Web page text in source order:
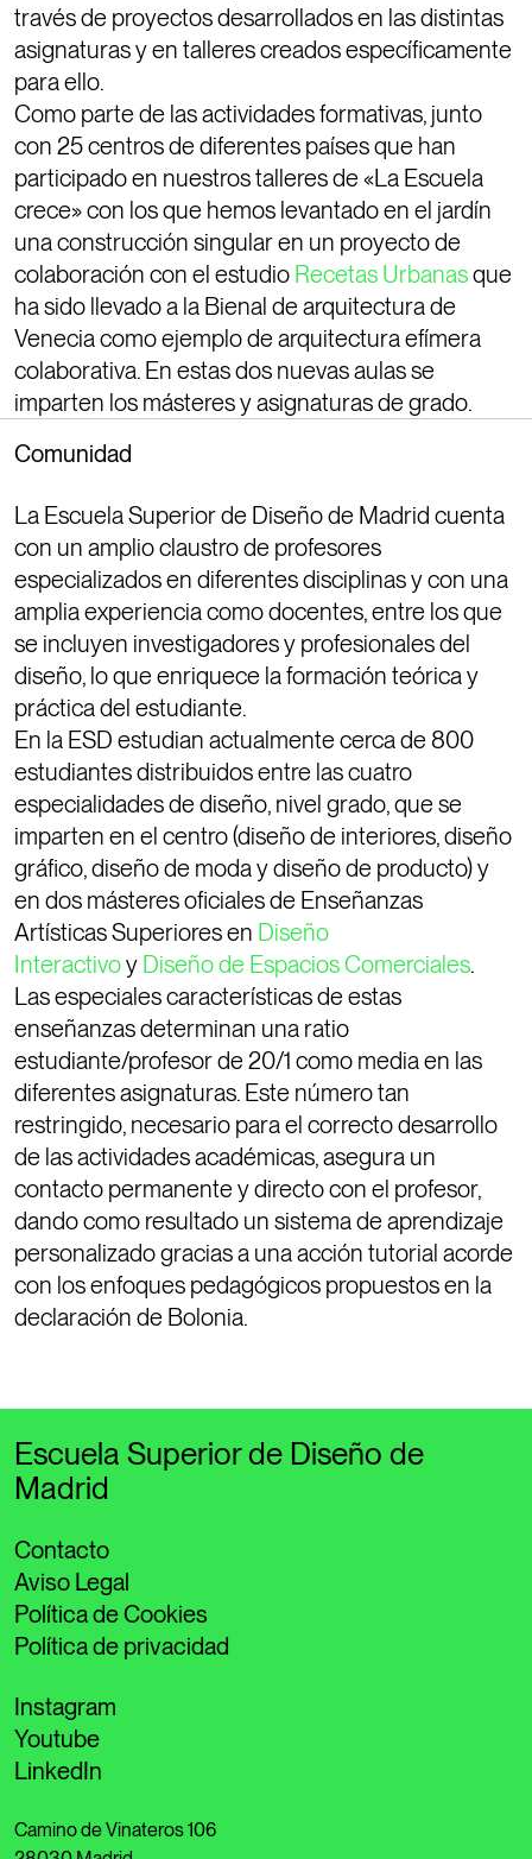
través de proyectos desarrollados en las distintas
asignaturas y en talleres creados específicamente
para ello.
Como parte de las actividades formativas, junto
con 25 centros de diferentes países que han
participado en nuestros talleres de «La Escuela
crece» con los que hemos levantado en el jardín
una construcción singular en un proyecto de
colaboración con el estudio Recetas Urbanasque
ha sido llevado a la Bienal de arquitectura de
Venecia como ejemplo de arquitectura efímera
colaborativa. En estas dos nuevas aulas se
imparten los másteres y asignaturas de grado.
Comunidad
La Escuela Superior de Diseño de Madrid cuenta
con un amplio claustro de profesores
especializados en diferentes disciplinas y con una
amplia experiencia como docentes, entre los que
se incluyen investigadores y profesionales del
diseño, lo que enriquece la formación teórica y
práctica del estudiante.
En la ESD estudian actualmente cerca de 800
estudiantes distribuidos entre las cuatro
especialidades de diseño, nivel grado, que se
imparten en el centro (diseño de interiores, diseño
gráfico, diseño de moda y diseño de producto) y
en dos másteres oficiales de Enseñanzas
Artísticas Superiores en Diseño
Interactivoy Diseño de Espacios Comerciales.
Las especiales características de estas
enseñanzas determinan una ratio
estudiante/profesor de 20/1 como media en las
diferentes asignaturas. Este número tan
restringido, necesario para el correcto desarrollo
de las actividades académicas, asegura un
contacto permanente y directo con el profesor,
dando como resultado un sistema de aprendizaje
personalizado gracias a una acción tutorial acorde
con los enfoques pedagógicos propuestos en la
declaración de Bolonia.
Escuela Superior de Diseño de
Madrid
Contacto
Aviso Legal
Política de Cookies
Política de privacidad
Instagram
Youtube
LinkedIn
Camino de Vinateros 106